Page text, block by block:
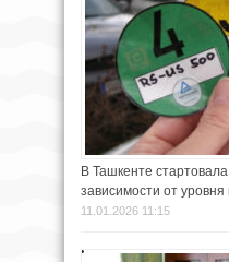
В Ташкенте
зависимости от
11.01.2026 11:15